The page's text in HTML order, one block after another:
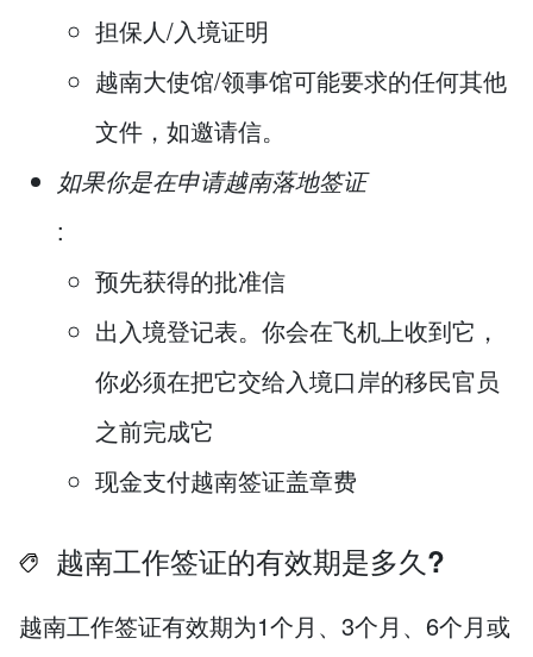
担保人/入境证明
越南大使馆/领事馆可能要求的任何其他
文件，如邀请信。
如果你是在申请越南落地签证
:
预先获得的批准信
出入境登记表。你会在飞机上收到它，
你必须在把它交给入境口岸的移民官员
之前完成它
现金支付越南签证盖章费
越南工作签证的有效期是多久?
越南工作签证有效期为1个月、3个月、6个月或